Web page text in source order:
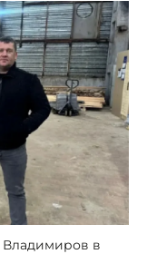
Владимиров в